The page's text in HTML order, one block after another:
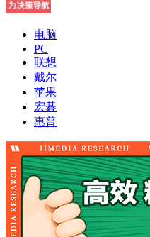
电脑
PC
联想
戴尔
苹果
宏碁
惠普